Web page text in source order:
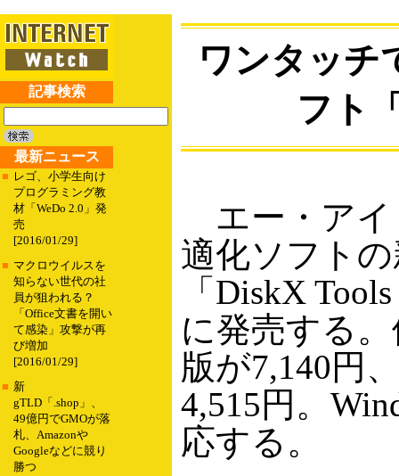
記事検索
最新ニュース
■ レゴ、小学生向け
プログラミング教
材「WeDo 2.0」発
売
[2016/01/29]
■ マクロウイルスを
知らない世代の社
員が狙われる？
「Office文書を開い
て感染」攻撃が再
び増加
[2016/01/29]
■ 新
gTLD「.shop」、
49億円でGMOが落
札、Amazonや
Googleなどに競り
勝つ
ワンタッチ
フト
エー・アイ
適化ソフト
「DiskX
に発売する
版が7,140円
4,515円。
応する。